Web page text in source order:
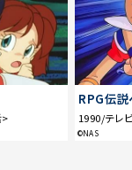
RPG伝説
1990/テレ
©NAS